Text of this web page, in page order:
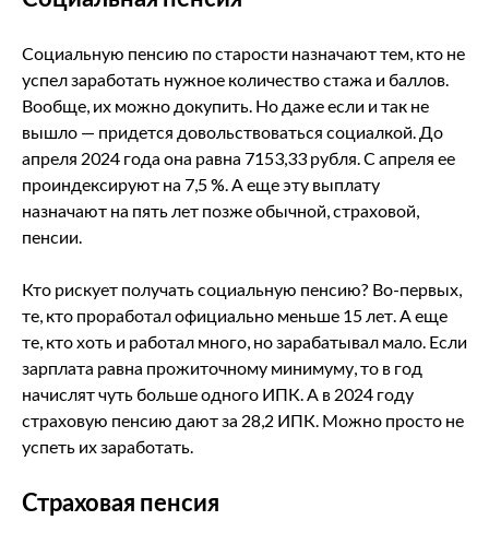
Социальную пенсию по старости назначают тем, кто не
успел заработать нужное количество стажа и баллов.
Вообще, их можно докупить. Но даже если и так не
вышло — придется довольствоваться социалкой. До
апреля 2024 года она равна 7153,33 рубля. С апреля ее
проиндексируют на 7,5 %. А еще эту выплату
назначают на пять лет позже обычной, страховой,
пенсии.
Кто рискует получать социальную пенсию? Во-первых,
те, кто проработал официально меньше 15 лет. А еще
те, кто хоть и работал много, но зарабатывал мало. Если
зарплата равна прожиточному минимуму, то в год
начислят чуть больше одного ИПК. А в 2024 году
страховую пенсию дают за 28,2 ИПК. Можно просто не
успеть их заработать.
Страховая пенсия